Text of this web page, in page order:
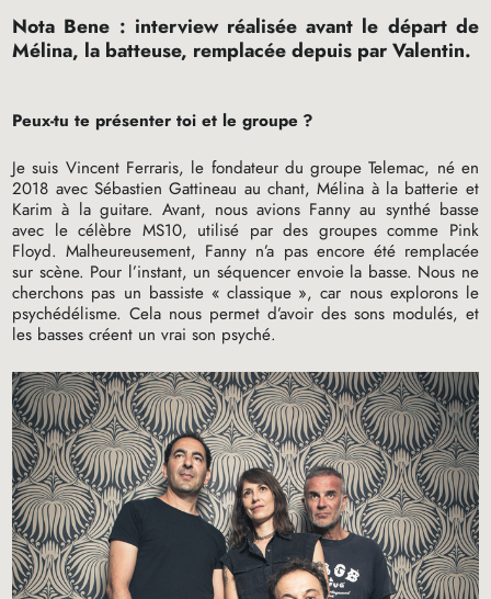
Nota Bene : interview réalisée avant le départ de
Mélina, la batteuse, remplacée depuis par Valentin.
Peux-tu te présenter toi et le groupe ?
Je suis Vincent Ferraris, le fondateur du groupe Telemac, né en
2018 avec Sébastien Gattineau au chant, Mélina à la batterie et
Karim à la guitare. Avant, nous avions Fanny au synthé basse
avec le célèbre MS10, utilisé par des groupes comme Pink
Floyd. Malheureusement, Fanny n’a pas encore été remplacée
sur scène. Pour l’instant, un séquencer envoie la basse. Nous ne
cherchons pas un bassiste « classique », car nous explorons le
psychédélisme. Cela nous permet d’avoir des sons modulés, et
les basses créent un vrai son psyché.